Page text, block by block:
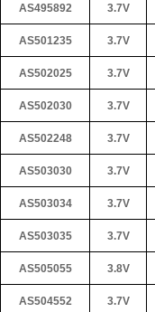
AS495892 3.7V
AS501235 3.7V
AS502025 3.7V
AS502030 3.7V
AS502248 3.7V
AS503030 3.7V
AS503034 3.7V
AS503035 3.7V
AS505055 3.8V
AS504552 3.7V